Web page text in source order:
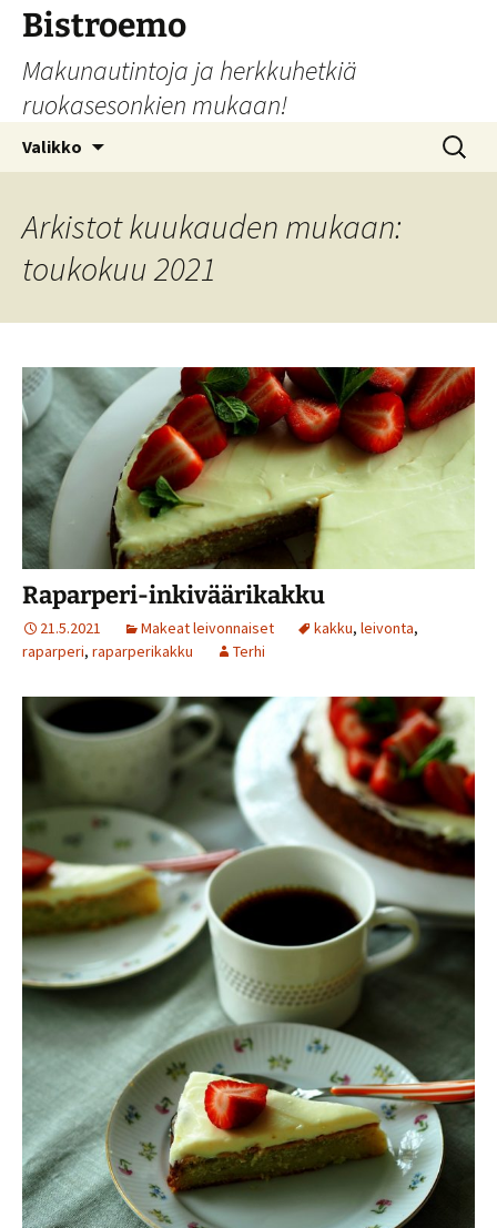
Siirry
sisältöön
Bistroemo
Makunautintoja ja herkkuhetkiä
ruokasesonkien mukaan!
Valikko Haku:
Arkistot kuukauden mukaan:
toukokuu 2021
Raparperi-inkiväärikakku
21.5.2021 Makeat leivonnaiset kakku, leivonta,
raparperi, raparperikakku Terhi